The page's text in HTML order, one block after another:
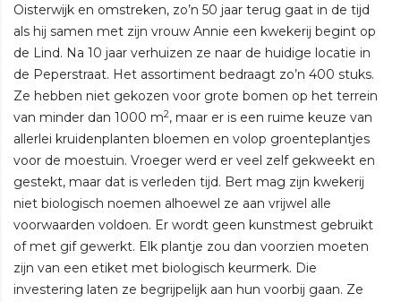
Oisterwijk en omstreken, zo’n 50 jaar terug gaat in de tijd
als hij samen met zijn vrouw Annie een kwekerij begint op
de Lind. Na 10 jaar verhuizen ze naar de huidige locatie in
de Peperstraat. Het assortiment bedraagt zo’n 400 stuks.
Ze hebben niet gekozen voor grote bomen op het terrein
van minder dan 1000 m2, maar er is een ruime keuze van
allerlei kruidenplanten bloemen en volop groenteplantjes
voor de moestuin. Vroeger werd er veel zelf gekweekt en
gestekt, maar dat is verleden tijd. Bert mag zijn kwekerij
niet biologisch noemen alhoewel ze aan vrijwel alle
voorwaarden voldoen. Er wordt geen kunstmest gebruikt
of met gif gewerkt. Elk plantje zou dan voorzien moeten
zijn van een etiket met biologisch keurmerk. Die
investering laten ze begrijpelijk aan hun voorbij gaan. Ze